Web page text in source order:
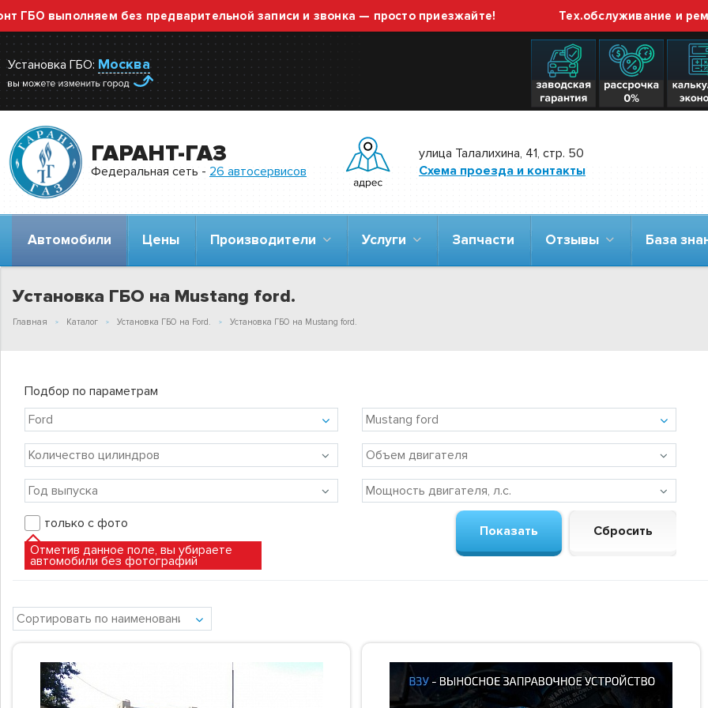
выполняем без предварительной записи и звонка — просто приезжайте! Тех.обслуживание и
Установка ГБО: Москва
ГАРАНТ-ГАЗ
Федеральная сеть - 26 автосервисов
улица Талалихина, 41, стр. 50
Схема проезда и контакты
Автомобили Цены Производители Услуги Запчасти Отзывы База
Установка ГБО на Mustang ford.
Главная Каталог Установка ГБО на Ford. Установка ГБО на Mustang ford.
Подбор по параметрам
только с фото
Отметив данное поле, вы убираете
автомобили без фотографий